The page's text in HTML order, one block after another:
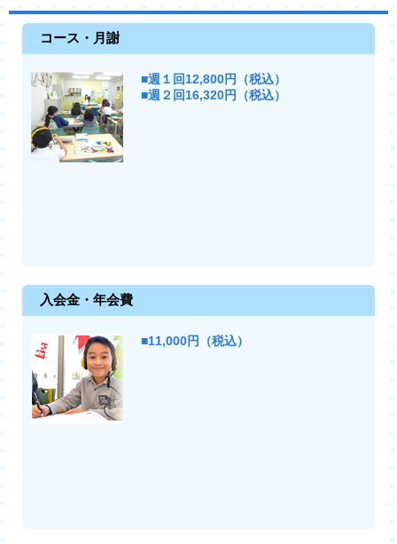
コース・月謝
■週１回12,800円（税込）
■週２回16,320円（税込）
入会金・年会費
■11,000円（税込）